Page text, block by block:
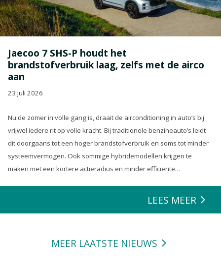
Jaecoo 7 SHS-P houdt het
brandstofverbruik laag, zelfs met de airco
aan
23 juli 2026
Nu de zomer in volle gang is, draait de airconditioning in auto’s bij
vrijwel iedere rit op volle kracht. Bij traditionele benzineauto’s leidt
dit doorgaans tot een hoger brandstofverbruik en soms tot minder
systeemvermogen. Ook sommige hybridemodellen krijgen te
maken met een kortere actieradius en minder efficiënte
LEES MEER
MEER LAATSTE NIEUWS